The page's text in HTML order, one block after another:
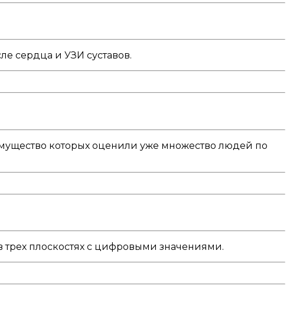
сердца и УЗИ суставов.
которых оценили уже множество людей по
плоскостях с цифровыми значениями.